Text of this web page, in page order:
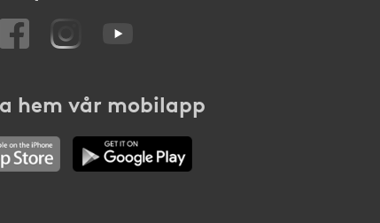
hem vår mobilapp